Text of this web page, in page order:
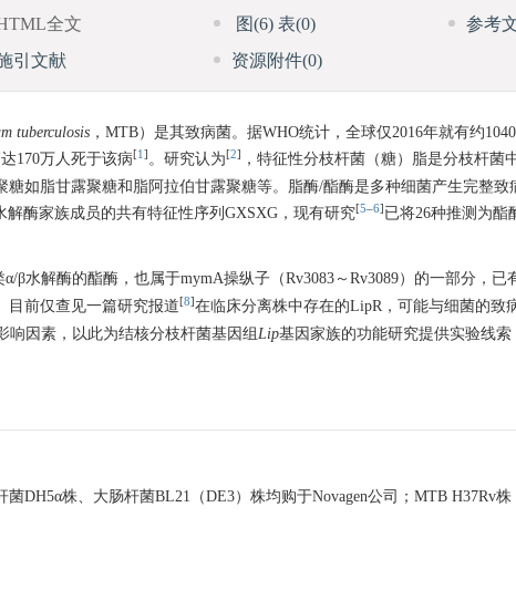
全文 图(6)表(0) 参考
引文献 资源附件(0)
tuberculosis ，MTB）是其致病菌。据WHO统计，全球仅2016年就有约
170万人死于该病[1] 。研究认为[2]
，特征性分枝杆菌（糖）脂是分枝杆菌
如脂甘露聚糖和脂阿拉伯甘露聚糖等。脂酶/酯酶是多种细菌产生完整致
解酶家族成员的共有特征性序列GXSXG，现有研究[5–6] 已将26种推测为酯
β水解酶的酯酶，也属于mymA操纵子（Rv3083～Rv3089）的一部分，已
目前仅查见一篇研究报道[8]在临床分离株中存在的LipR，可能与细菌的致
因素，以此为结核分枝杆菌基因组Lip基因家族的功能研究提供实验线
DH5α株、大肠杆菌BL21（DE3）株均购于Novagen公司；MTB H37Rv